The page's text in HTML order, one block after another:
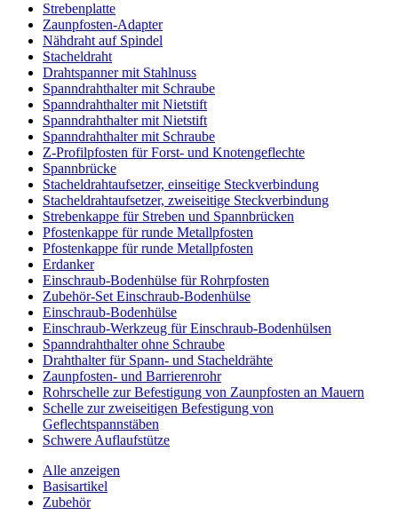
Strebenplatte
Zaunpfosten-Adapter
Nähdraht auf Spindel
Stacheldraht
Drahtspanner mit Stahlnuss
Spanndrahthalter mit Schraube
Spanndrahthalter mit Nietstift
Spanndrahthalter mit Nietstift
Spanndrahthalter mit Schraube
Z-Profilpfosten für Forst- und Knotengeflechte
Spannbrücke
Stacheldrahtaufsetzer, einseitige Steckverbindung
Stacheldrahtaufsetzer, zweiseitige Steckverbindung
Strebenkappe für Streben und Spannbrücken
Pfostenkappe für runde Metallpfosten
Pfostenkappe für runde Metallpfosten
Erdanker
Einschraub-Bodenhülse für Rohrpfosten
Zubehör-Set Einschraub-Bodenhülse
Einschraub-Bodenhülse
Einschraub-Werkzeug für Einschraub-Bodenhülsen
Spanndrahthalter ohne Schraube
Drahthalter für Spann- und Stacheldrähte
Zaunpfosten- und Barrierenrohr
Rohrschelle zur Befestigung von Zaunpfosten an Mauern
Schelle zur zweiseitigen Befestigung von
Geflechtspannstäben
Schwere Auflaufstütze
Alle anzeigen
Basisartikel
Zubehör